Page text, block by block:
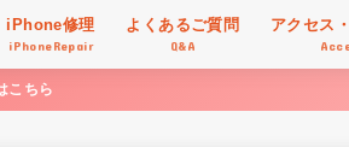
iPhone修理
iPhoneRepair
よくあるご質問
Q&A
アクセス
こちら